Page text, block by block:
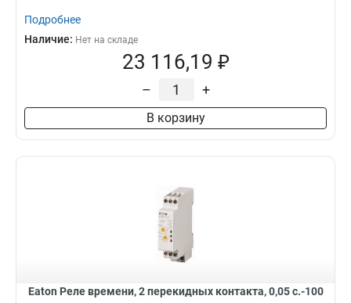
Подробнее
Наличие: Нет на складе
23 116,19 ₽
– +
В корзину
Eaton Реле времени, 2 перекидных контакта, 0,05 с.-100